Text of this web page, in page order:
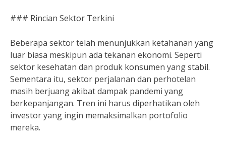
### Rincian Sektor Terkini
Beberapa sektor telah menunjukkan ketahanan yang
luar biasa meskipun ada tekanan ekonomi. Seperti
sektor kesehatan dan produk konsumen yang stabil.
Sementara itu, sektor perjalanan dan perhotelan
masih berjuang akibat dampak pandemi yang
berkepanjangan. Tren ini harus diperhatikan oleh
investor yang ingin memaksimalkan portofolio
mereka.